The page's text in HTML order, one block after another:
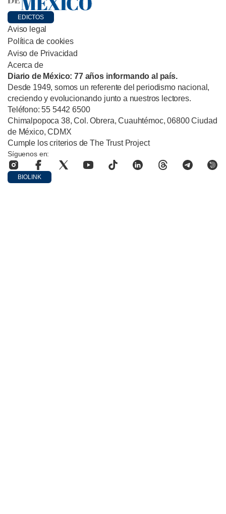
EDICTOS
Aviso legal
Política de cookies
Aviso de Privacidad
Acerca de
Diario de México: 77 años informando al país.
Desde 1949, somos un referente del periodismo nacional,
creciendo y evolucionando junto a nuestros lectores.
Teléfono: 55 5442 6500
Chimalpopoca 38, Col. Obrera, Cuauhtémoc, 06800 Ciudad
de México, CDMX
Cumple los criterios de The Trust Project
Síguenos en:
BIOLINK